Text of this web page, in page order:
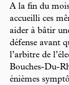
A la fin du
accueilli ces
aider à bâtir
défense avant
l’arbitre de
Bouches-Du-
énièmes